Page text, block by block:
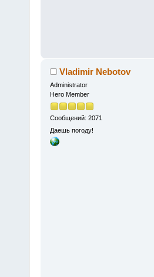
Vladimir Nebotov
Administrator
Hero Member
Сообщений: 2071
Даешь погоду!